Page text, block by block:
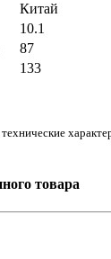
Китай
10.1
87
133
товара